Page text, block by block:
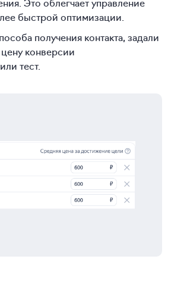
быстрой оптимизации.
получения контакта, задали
конверсии
тест.